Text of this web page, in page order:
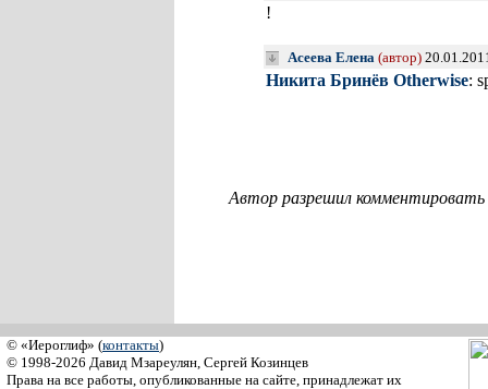
!
Асеева Елена (автор)
Никита Бринёв Otherwise:
Автор разрешил
© «Иероглиф» (контакты)
© 1998-2026 Давид Мзареулян, Сергей Козинцев
Права на все работы, опубликованные на сайте, принадлежат их